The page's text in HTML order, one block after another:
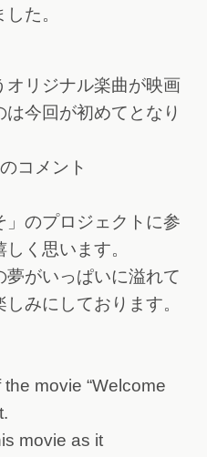
た。
オリジナル楽曲が映画
今回が初めてとなり
コメント
」のプロジェクトに参
く思います。
がいっぱいに溢れて
みにしております。
movie “Welcome
movie as it